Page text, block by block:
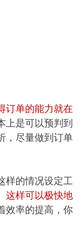
订单的能力就在
上是可以预判到
，尽量做到订单
样的情况设定工
这样可以极快地
效率的提高，你